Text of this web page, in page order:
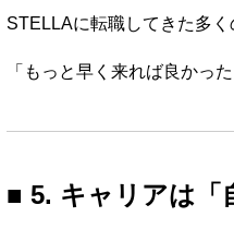
STELLAに転職してきた多く
「もっと早く来れば良かっ
■ 5. キャリアは「